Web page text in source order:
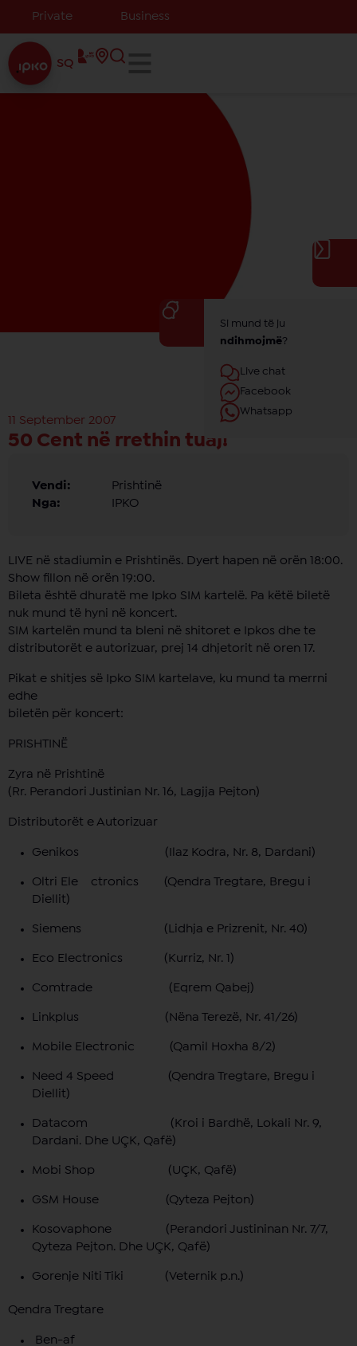
Private Business
SQ
11 September 2007
50 Cent në rrethin tuaj!
Vendi:
Prishtinë
Nga:
IPKO
LIVE në stadiumin e Prishtinës. Dyert hapen në orën 18:00.
Show fillon në orën 19:00.
Bileta është dhuratë me Ipko SIM kartelë. Pa këtë biletë
nuk mund të hyni në koncert.
SIM kartelën mund ta bleni në shitoret e Ipkos dhe te
distributorët e autorizuar, prej 14 dhjetorit në oren 17.
Pikat e shitjes së Ipko SIM kartelave, ku mund ta merrni
edhe
biletën për koncert:
PRISHTINË
Zyra në Prishtinë
(Rr. Perandori Justinian Nr. 16, Lagjja Pejton)
Distributorët e Autorizuar
Genikos (Ilaz Kodra, Nr. 8, Dardani)
Oltri Ele ctronics (Qendra Tregtare, Bregu i
Diellit)
Siemens (Lidhja e Prizrenit, Nr. 40)
Eco Electronics (Kurriz, Nr. 1)
Comtrade (Eqrem Qabej)
Linkplus (Nëna Terezë, Nr. 41/26)
Mobile Electronic (Qamil Hoxha 8/2)
Need 4 Speed (Qendra Tregtare, Bregu i
Diellit)
Datacom (Kroi i Bardhë, Lokali Nr. 9,
Dardani. Dhe UÇK, Qafë)
Mobi Shop (UÇK, Qafë)
GSM House (Qyteza Pejton)
Kosovaphone (Perandori Justininan Nr. 7/7,
Qyteza Pejton. Dhe UÇK, Qafë)
Gorenje Niti Tiki (Veternik p.n.)
Qendra Tregtare
Ben-af
Si mund të ju
ndihmojmë?
Live chat
Facebook
Whatsapp